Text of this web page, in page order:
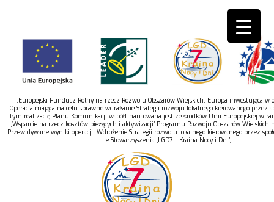
„Europejski Fundusz Rolny na rzecz Rozwoju Obszarów Wiejskich: Europa inwestująca w
Operacja mająca na celu sprawne wdrażanie Strategii rozwoju lokalnego kierowanego przez
tym realizację Planu Komunikacji współfinansowana jest ze środków Unii Europejskiej w
„Wsparcie na rzecz kosztów bieżących i aktywizacji” Programu Rozwoju Obszarów Wiejskich
Przewidywane wyniki operacji: Wdrożenie Strategii rozwoju lokalnego kierowanego przez
e Stowarzyszenia „LGD7 – Kraina Nocy i Dni”,